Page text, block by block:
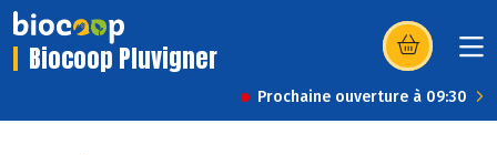
Biocoop Pluvigner (s’ouvre dans
Prochaine ouverture à 09:30